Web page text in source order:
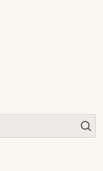
Mostrar stock de